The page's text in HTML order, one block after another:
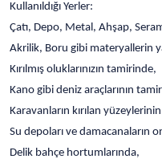
Kullanıldığı Yerler:
Çatı, Depo, Metal, Ahşap,
Akrilik, Boru gibi materyallerin
Kırılmış oluklarınızın tamirinde,
Kano gibi deniz araçlarının
Karavanların kırılan
Su depoları ve damacanaların
Delik bahçe hortumlarında,